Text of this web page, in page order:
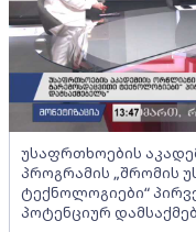
უსაფრთხოების
პროგრამის „შრომის
ტექნოლოგიები“
პოტენციურ